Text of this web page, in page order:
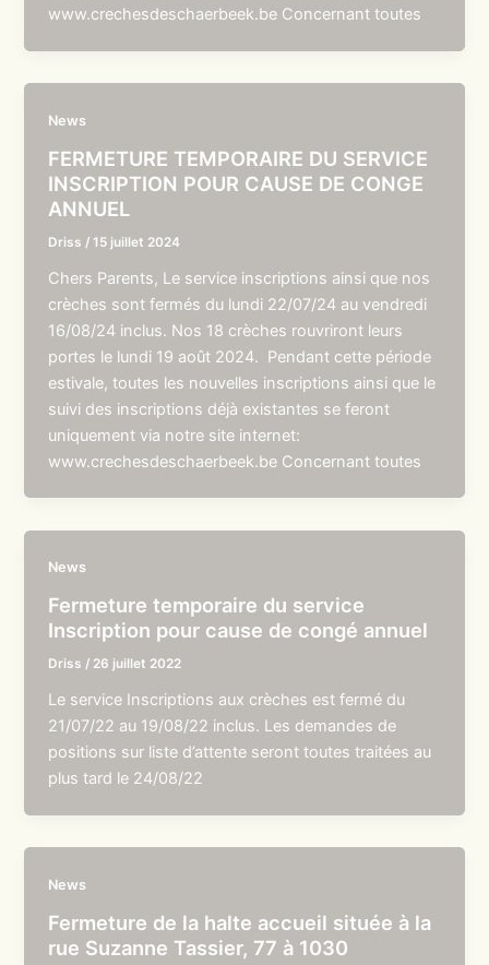
www.crechesdeschaerbeek.be Concernant toutes
News
FERMETURE TEMPORAIRE DU SERVICE
INSCRIPTION POUR CAUSE DE CONGE
ANNUEL
Driss /15 juillet 2024
Chers Parents, Le service inscriptions ainsi que nos
crèches sont fermés du lundi 22/07/24 au vendredi
16/08/24 inclus. Nos 18 crèches rouvriront leurs
portes le lundi 19 août 2024. Pendant cette période
estivale, toutes les nouvelles inscriptions ainsi que le
suivi des inscriptions déjà existantes se feront
uniquement via notre site internet:
www.crechesdeschaerbeek.be Concernant toutes
News
Fermeture temporaire du service
Inscription pour cause de congé annuel
Driss / 26 juillet 2022
Le service Inscriptions aux crèches est fermé du
21/07/22 au 19/08/22 inclus. Les demandes de
positions sur liste d’attente seront toutes traitées au
plus tard le 24/08/22
News
Fermeture de la halte accueil située à la
rue Suzanne Tassier, 77 à 1030